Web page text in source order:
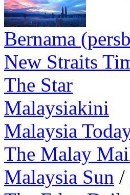
Bernama
New Straits
The Star
Malaysiakini
Malaysia
The Malay
Malaysia Sun /